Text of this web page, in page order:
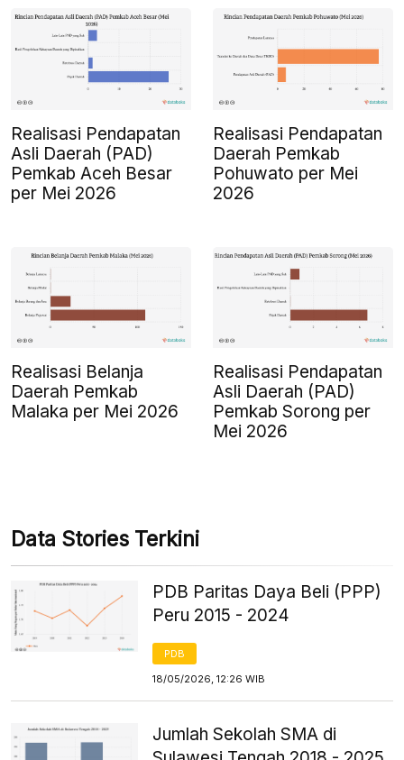
Realisasi Pendapatan
Asli Daerah (PAD)
Pemkab Aceh Besar
per Mei 2026
Realisasi Pendapatan
Daerah Pemkab
Pohuwato per Mei
2026
Realisasi Belanja
Daerah Pemkab
Malaka per Mei 2026
Realisasi Pendapatan
Asli Daerah (PAD)
Pemkab Sorong per
Mei 2026
Data Stories Terkini
PDB Paritas Daya Beli (PPP)
Peru 2015 - 2024
PDB
18/05/2026, 12:26 WIB
Jumlah Sekolah SMA di